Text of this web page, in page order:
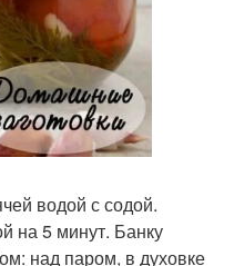
водой с содой.
на 5 минут. Банку
над паром, в духовке